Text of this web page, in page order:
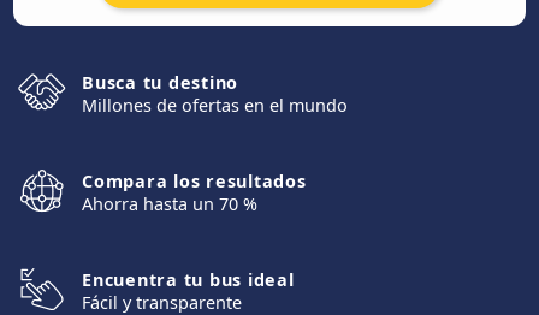
Busca tu destino
Millones de ofertas en el mundo
Compara los resultados
Ahorra hasta un 70 %
Encuentra tu bus ideal
Fácil y transparente